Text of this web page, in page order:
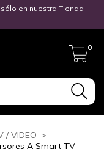
en nuestra Tienda
0
/ VIDEO >
A Smart TV